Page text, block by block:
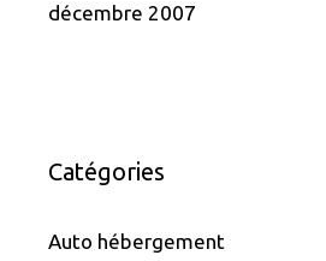
décembre 2007
Catégories
Auto hébergement